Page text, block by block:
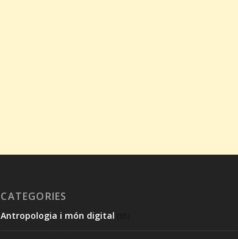
CATEGORIES
Antropologia i món digital